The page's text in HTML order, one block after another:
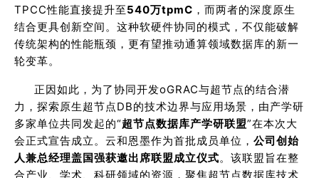
TPCC性能直接提升至540万tpmC ，而两者的深度原生
结合更具创新空间。这种软硬件协同的模式，不仅能破解
传统架构的性能瓶颈，更有望推动通算领域数据库的新一
轮变革。
正因如此，为了协同开发oGRAC与超节点的结合潜
力，探索原生超节点DB的技术边界与应用场景，由产学研
多家单位共同发起的“超节点数据库产学研联盟”在本次大
会正式宣告成立。云和恩墨作为首批成员单位， 公司创始
人兼总经理盖国强获邀出席联盟成立仪式。该联盟旨在整
合产业、学术、科研领域的资源，聚焦超节点数据库技术